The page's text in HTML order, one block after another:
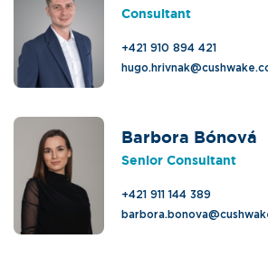
Consultant
+421 910 894 421
Barbora Bónová
Senior Consultant
+421 911 144 389